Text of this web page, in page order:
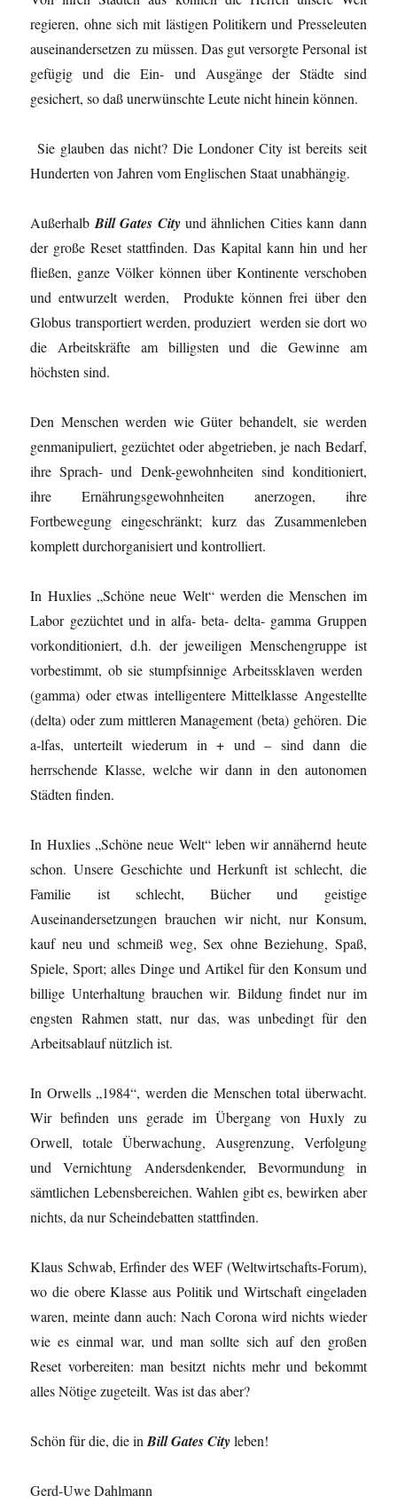
regieren, ohne sich mit lästigen Politikern und Presseleuten
auseinandersetzen zu müssen. Das gut versorgte Personal ist
gefügig und die Ein- und Ausgänge der Städte sind
gesichert, so daß unerwünschte Leute nicht hinein können.
Sie glauben das nicht? Die Londoner City ist bereits seit
Hunderten von Jahren vom Englischen Staat unabhängig.
Außerhalb Bill Gates Cityund ähnlichen Cities kann dann
der große Reset stattfinden. Das Kapital kann hin und her
fließen, ganze Völker können über Kontinente verschoben
und entwurzelt werden, Produkte können frei über den
Globus transportiert werden, produziert werden sie dort wo
die Arbeitskräfte am billigsten und die Gewinne am
höchsten sind.
Den Menschen werden wie Güter behandelt, sie werden
genmanipuliert, gezüchtet oder abgetrieben, je nach Bedarf,
ihre Sprach- und Denk-gewohnheiten sind konditioniert,
ihre Ernährungsgewohnheiten anerzogen, ihre
Fortbewegung eingeschränkt; kurz das Zusammenleben
komplett durchorganisiert und kontrolliert.
In Huxlies „Schöne neue Welt“ werden die Menschen im
Labor gezüchtet und in alfa- beta- delta- gamma Gruppen
vorkonditioniert, d.h. der jeweiligen Menschengruppe ist
vorbestimmt, ob sie stumpfsinnige Arbeitssklaven werden
(gamma) oder etwas intelligentere Mittelklasse Angestellte
(delta) oder zum mittleren Management (beta) gehören. Die
a-lfas, unterteilt wiederum in + und – sind dann die
herrschende Klasse, welche wir dann in den autonomen
Städten finden.
In Huxlies „Schöne neue Welt“ leben wir annähernd heute
schon. Unsere Geschichte und Herkunft ist schlecht, die
Familie ist schlecht, Bücher und geistige
Auseinandersetzungen brauchen wir nicht, nur Konsum,
kauf neu und schmeiß weg, Sex ohne Beziehung, Spaß,
Spiele, Sport; alles Dinge und Artikel für den Konsum und
billige Unterhaltung brauchen wir. Bildung findet nur im
engsten Rahmen statt, nur das, was unbedingt für den
Arbeitsablauf nützlich ist.
In Orwells „1984“, werden die Menschen total überwacht.
Wir befinden uns gerade im Übergang von Huxly zu
Orwell, totale Überwachung, Ausgrenzung, Verfolgung
und Vernichtung Andersdenkender, Bevormundung in
sämtlichen Lebensbereichen. Wahlen gibt es, bewirken aber
nichts, da nur Scheindebatten stattfinden.
Klaus Schwab, Erfinder des WEF (Weltwirtschafts-Forum),
wo die obere Klasse aus Politik und Wirtschaft eingeladen
waren, meinte dann auch: Nach Corona wird nichts wieder
wie es einmal war, und man sollte sich auf den großen
Reset vorbereiten: man besitzt nichts mehr und bekommt
alles Nötige zugeteilt. Was ist das aber?
Schön für die, die inBill Gates Cityleben!
Gerd-Uwe Dahlmann